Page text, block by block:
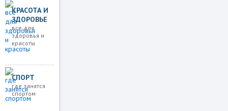
КРАСОТА И
ЗДОРОВЬЕ
все для
здоровья и
красоты
СПОРТ
где занятся
спортом